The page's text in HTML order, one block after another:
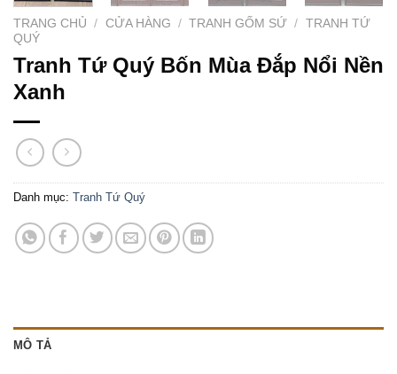
TRANG CHỦ / CỬA HÀNG / TRANH GỐM SỨ / TRANH TỨ
QUÝ
Tranh Tứ Quý Bốn Mùa Đắp Nổi Nền
Xanh
Danh mục: Tranh Tứ Quý
MÔ TẢ